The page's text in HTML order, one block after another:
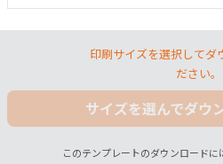
印刷サイズを選択してダ
ださい。
サイズを選んでダウ
このテンプレートのダウンロード